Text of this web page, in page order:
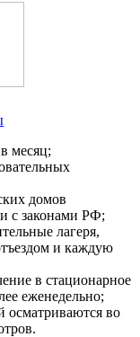
месяц;
домов
с законами РФ;
лагеря,
и каждую
в стационарное
еженедельно;
осматриваются во